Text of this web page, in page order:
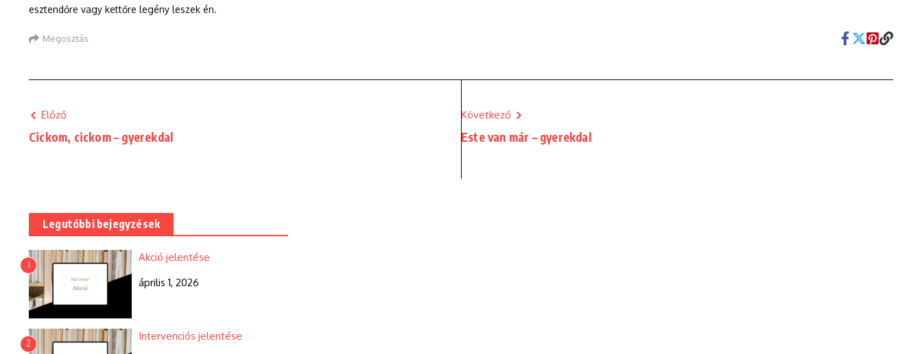
esztendőre vagy kettőre legény leszek én.
Megosztás
Előző
Cickom, cickom – gyerekdal
Következő
Este van már – gyerekdal
Legutóbbi bejegyzések
1
Akció jelentése
április 1, 2026
2
Intervenciós jelentése